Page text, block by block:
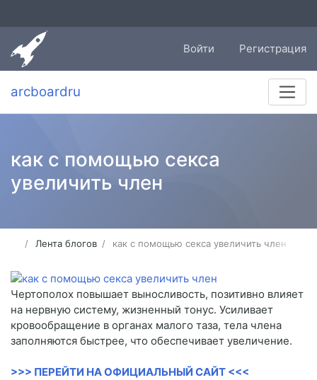
Войти Регистрация
arcboardru
как с помощью секса
увеличить член
Лента блогов как с помощью секса увеличить член
Чертополох повышает выносливость, позитивно влияет
на нервную систему, жизненный тонус. Усиливает
кровообращение в органах малого таза, тела члена
заполняются быстрее, что обеспечивает увеличение.
>>> ПЕРЕЙТИ НА ОФИЦИАЛЬНЫЙ САЙТ <<<